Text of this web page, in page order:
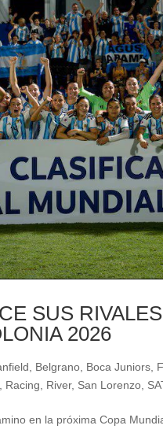
SUS
2026
, Belgrano, Boca Juniors,
, Racing, River, San Lorenzo,
en la próxima Copa